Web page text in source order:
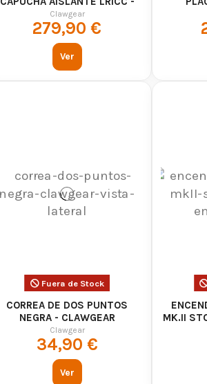
Airsoft, entrenamiento táctico y outdoor
Resistencia, funcionalidad y comodidad
CLAWGEAR - ARTIC
Clawgear
279,90 €
Ver
Fuera de Stock
CORREA DE DOS PUNTOS
NEGRA - CLAWGEAR
Clawgear
34,90 €
Ver
MK.II